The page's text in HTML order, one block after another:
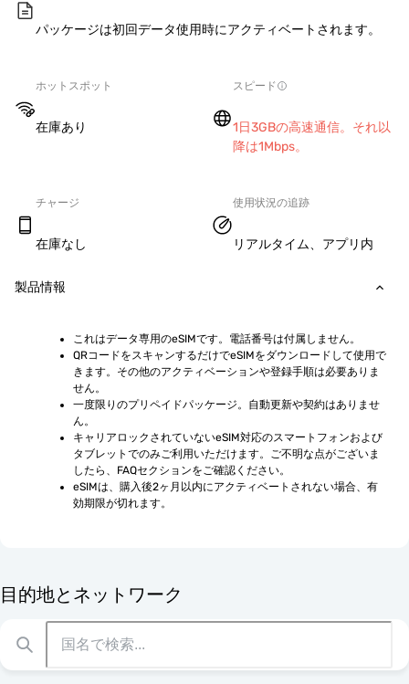
パッケージは初回データ使用時にアクティベートされます。
ホットスポット
在庫あり
スピード
1日3GBの高速通信。それ以
降は1Mbps。
チャージ
在庫なし
使用状況の追跡
リアルタイム、アプリ内
製品情報
これはデータ専用のeSIMです。電話番号は付属しません。
QRコードをスキャンするだけでeSIMをダウンロードして使用で
きます。その他のアクティベーションや登録手順は必要ありま
せん。
一度限りのプリペイドパッケージ。自動更新や契約はありませ
ん。
キャリアロックされていないeSIM対応のスマートフォンおよび
タブレットでのみご利用いただけます。ご不明な点がございま
したら、FAQセクションをご確認ください。
eSIMは、購入後2ヶ月以内にアクティベートされない場合、有
効期限が切れます。
目的地とネットワーク